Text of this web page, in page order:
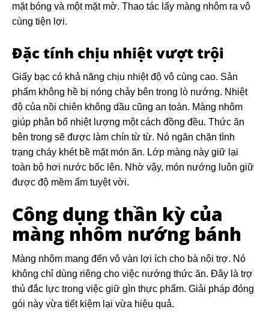
mặt bóng và một mặt mờ. Thao tác lấy màng nhôm ra vô
cùng tiện lợi.
Đặc tính chịu nhiệt vượt trội
Giấy bạc có khả năng chịu nhiệt độ vô cùng cao. Sản
phẩm không hề bị nóng chảy bên trong lò nướng. Nhiệt
độ của nồi chiên không dầu cũng an toàn. Màng nhôm
giúp phân bổ nhiệt lượng một cách đồng đều. Thức ăn
bên trong sẽ được làm chín từ từ. Nó ngăn chặn tình
trạng cháy khét bề mặt món ăn. Lớp màng này giữ lại
toàn bộ hơi nước bốc lên. Nhờ vậy, món nướng luôn giữ
được độ mềm ẩm tuyệt vời.
Công dụng thần kỳ của
màng nhôm nướng bánh
Màng nhôm mang đến vô vàn lợi ích cho bà nội trợ. Nó
không chỉ dùng riêng cho việc nướng thức ăn. Đây là trợ
thủ đắc lực trong việc giữ gìn thực phẩm. Giải pháp đóng
gói này vừa tiết kiệm lại vừa hiệu quả.